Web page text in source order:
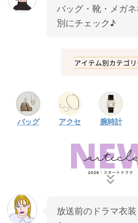
バッグ・靴・メガ
別にチェック♪
バッグ アクセ 腕時計
放送前のドラマ衣